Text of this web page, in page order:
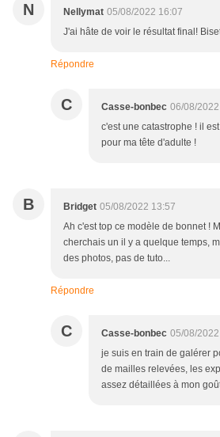
N Nellymat 05/08/2022 16:07
J'ai hâte de voir le résultat final!
Répondre
C Casse-bonbec 06/08/
c'est une catastrophe ! il
pour ma tête d'adulte !
B Bridget 05/08/2022 13:57
Ah c'est top ce modèle de bonnet !
cherchais un il y a quelque temps,
des photos, pas de tuto...
Répondre
C Casse-bonbec 05/08/
je suis en train de galérer
de mailles relevées, les
assez détaillées à mon